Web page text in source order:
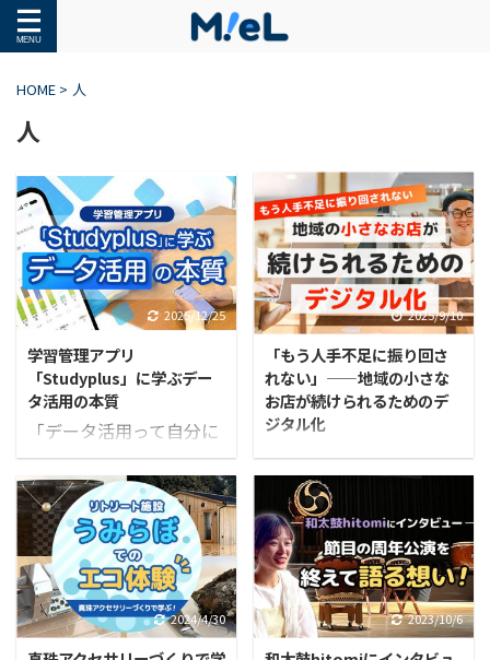
HOME > 人
人
2025/12/25
学習管理アプリ
「Studyplus」に学ぶデー
タ活用の本質
「データ活用って自分に
は難しい」「きっと関係
ない話だろう」。 そう感
じてしまうのは、ごく普
通のことです。 「業務を
よくしたい」と思ってい
ても、最初の一歩が分か
らないまま立ち止まって
しまう。 多くの企業で、
2025/9/10
「もう人手不足に振り回さ
れない」——地域の小さな
お店が続けられるためのデ
ジタル化
地域に根ざし、お客さま
に愛される飲食店。 日々
の工夫や努力の裏側に
は、予約対応や情報発
信、スタッフ管理など目
に見えにくい負担が潜ん
でいます。 「改善したい
けれど、何から手をつけ
2024/4/30 2023/10/6